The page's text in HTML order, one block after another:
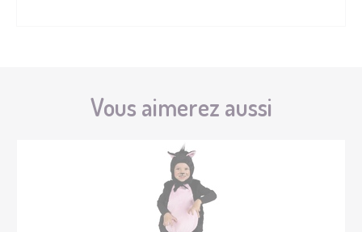
Vous aimerez aussi